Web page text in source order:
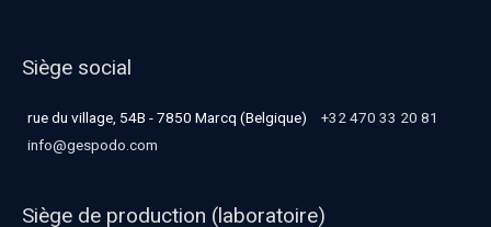
Siège social
rue du village, 54B - 7850 Marcq (Belgique)
+32 470 33 20 81
info@gespodo.com
Siège de production (laboratoire)